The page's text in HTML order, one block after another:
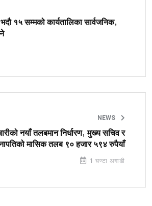
१५ सम्मको कार्यतालिका सार्वजनिक,
NEWS
नयाँ तलबमान निर्धारण, मुख्य सचिव र
मासिक तलब ९० हजार ५९४ रुपैयाँ
1 घण्टा अगाडी